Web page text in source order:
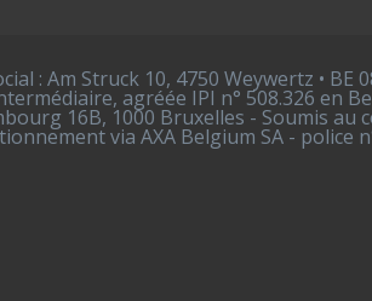
: Am Struck 10, 4750 Weywertz • BE
agréée IPI n° 508.326 en
16B, 1000 Bruxelles - Soumis au
via AXA Belgium SA - police